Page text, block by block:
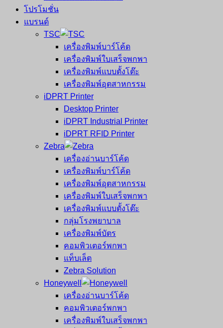
โปรโมชั่น
แบรนด์
TSC
เครื่องพิมพ์บาร์โค้ด
เครื่องพิมพ์ใบเสร็จพกพา
เครื่องพิมพ์แบบตั้งโต๊ะ
เครื่องพิมพ์อุตสาหกรรม
iDPRT Printer
Desktop Printer
iDPRT Industrial Printer
iDPRT RFID Printer
Zebra
เครื่องอ่านบาร์โค้ด
เครื่องพิมพ์บาร์โค้ด
เครื่องพิมพ์อุตสาหกรรม
เครื่องพิมพ์ใบเสร็จพกพา
เครื่องพิมพ์แบบตั้งโต๊ะ
กลุ่มโรงพยาบาล
เครื่องพิมพ์บัตร
คอมพิวเตอร์พกพา
แท็บเล็ต
Zebra Solution
Honeywell
เครื่องอ่านบาร์โค้ด
คอมพิวเตอร์พกพา
เครื่องพิมพ์ใบเสร็จพกพา